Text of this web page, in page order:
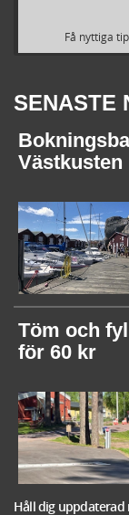
Få nyttiga
SENASTE
Västkusten
Töm och
för 60 kr
Håll dig uppdaterad